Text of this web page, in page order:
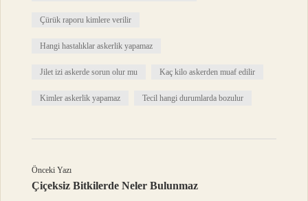
Çürük raporu kimlere verilir
Hangi hastalıklar askerlik yapamaz
Jilet izi askerde sorun olur mu Kaç kilo askerden muaf edilir
Kimler askerlik yapamaz Tecil hangi durumlarda bozulur
Önceki Yazı
Çiçeksiz Bitkilerde Neler Bulunmaz